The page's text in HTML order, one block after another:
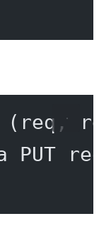
( req ,
PUT